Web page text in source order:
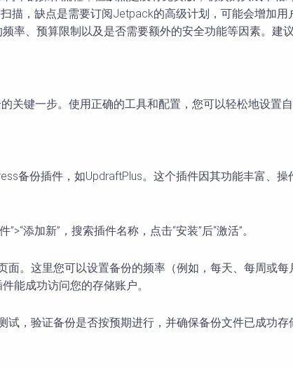
描，缺点是需要订阅Jetpack的高级计划，可能会增加用
率、预算限制以及是否需要额外的安全功能等因素。
关键一步。使用正确的工具和配置，您可以轻松地设
备份插件，如UpdraftPlus。这个插件因其功能丰富、
添加新”，搜索插件名称，点击“安装”后“激活”。
面。这里您可以设置备份的频率（例如，每天、每周或
能成功访问您的存储账户。
试，验证备份是否按预期进行，并确保备份文件已成功存